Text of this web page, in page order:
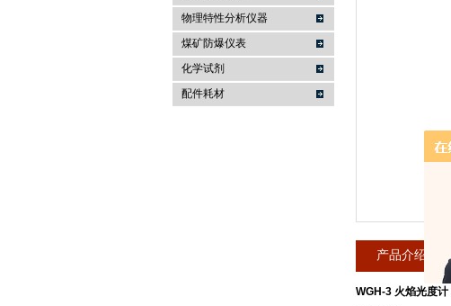
物理特性分析仪器
煤矿防爆仪表
化学试剂
配件耗材
产品介绍
WGH-3 火焰光度计